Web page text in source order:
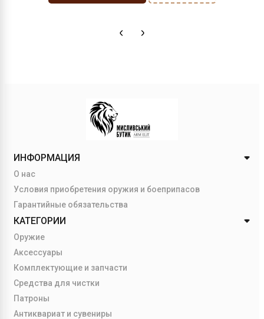
ИНФОРМАЦИЯ
О нас
Условия приобретения оружия и боеприпасов
Гарантийные обязательства
КАТЕГОРИИ
Оружие
Аксессуары
Комплектующие и запчасти
Средства для чистки
Патроны
Антиквариат и сувениры